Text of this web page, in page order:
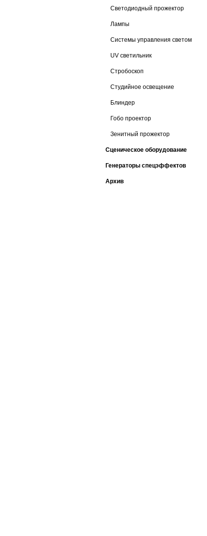
Светодиодный прожектор
Лампы
Системы управления светом
UV светильник
Стробоскоп
Студийное освещение
Блиндер
Гобо проектор
Зенитный прожектор
Сценическое оборудование
Генераторы спецэффектов
Архив